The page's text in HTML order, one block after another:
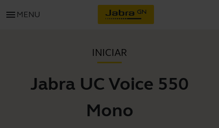
menu MENU
INICIAR
Jabra UC Voice 550
Mono